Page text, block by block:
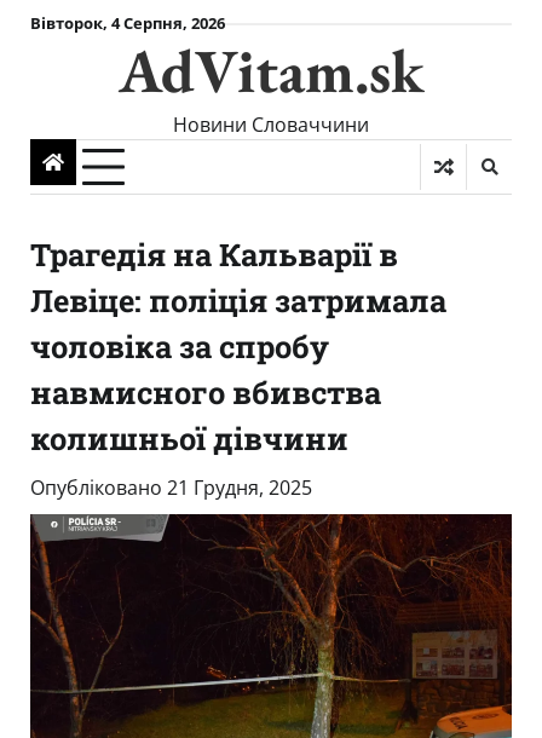
Skip
Вівторок, 4 Серпня, 2026
AdVitam.sk
Новини Словаччини
Трагедія на Кальварії в
Левіце: поліція затримала
чоловіка за спробу
навмисного вбивства
колишньої дівчини
Опубліковано 21 Грудня, 2025